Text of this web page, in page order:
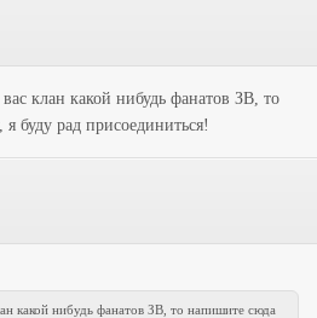
клан какой нибудь фанатов ЗВ, то
буду рад присоединиться!
какой нибудь фанатов ЗВ, то напишите сюда